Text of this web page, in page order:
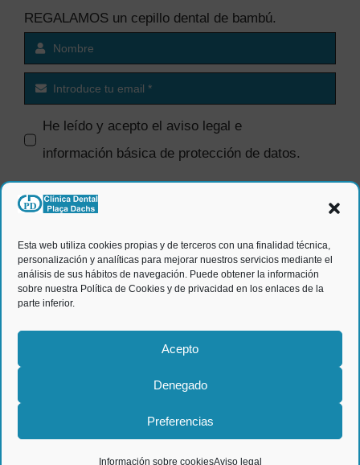
Esta web utiliza cookies propias y de terceros con una finalidad técnica,
personalización y analíticas para mejorar nuestros servicios mediante el
análisis de sus hábitos de navegación. Puede obtener la información
sobre nuestra Política de Cookies y de privacidad en los enlaces de la
parte inferior.
Acepto
Denegado
Preferencias
Información sobre cookiesAviso legal
REGALAMOS un cepillo dental de bambú.
He leído y acepto el aviso legal e
información básica de protección de datos.
comerciales.
ENVIAR
© Clínica dental Plaça Dachs 2026 |
de privacidad|Información sobre cookies|Diseño web:
qualitystudio